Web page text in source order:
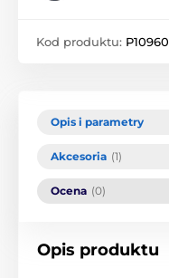
Kod produktu: P10960
Opis i parametry
Akcesoria (1)
Ocena (0)
Opis produktu